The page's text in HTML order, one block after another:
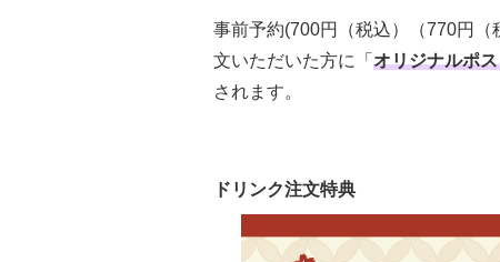
事前予約(700円（税込）（770円
文いただいた方に「 オリジナルポ
されます。
ドリンク注文特典